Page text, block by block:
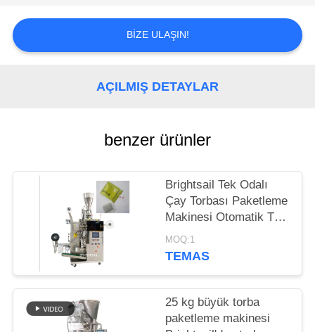
VAKALAR
BIZE ULAŞIN!
AÇILMIŞ DETAYLAR
benzer ürünler
Brightsail Tek Odalı
Çay Torbası Paketleme
Makinesi Otomatik Toz
Paketleme Makinesi
MOQ:1
TEMAS
25 kg büyük torba
paketleme makinesi